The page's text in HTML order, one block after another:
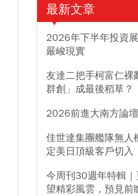
最新文章
2026年下半年投資
嚴峻現實
友達二把手柯富仁裸
群創」成最後稻草？
2026前進大南方論壇
佳世達集團艦隊無人
定美日頂級客戶切入
今周刊30週年特輯
望精彩風雲，預見前